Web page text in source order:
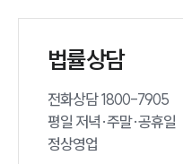
법률상담
전화상담 1800-7905
평일 저녁·주말·공휴일
정상영업